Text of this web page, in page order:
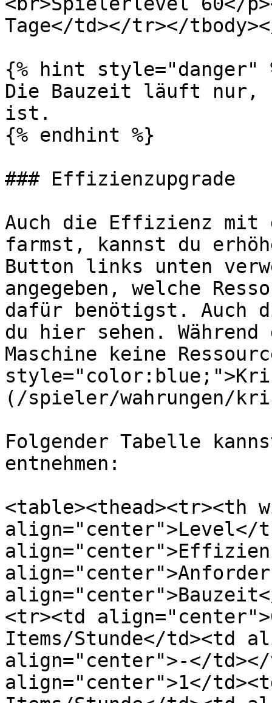
Tage</td></tr></
{% hint style="danger"
Die Bauzeit läuft nur,
ist.
{% endhint %}
### Effizienzupgrade
Auch die Effizienz mit
farmst, kannst du
Button links unten
angegeben, welche
dafür benötigst. Auch
du hier sehen.
Maschine keine
(/spieler/wahrungen/
Folgender Tabelle
entnehmen:
<table><thead><tr><th
align="center">Level</
<tr><td
Items/Stunde</td><td
align="center">-</
align="center">1</